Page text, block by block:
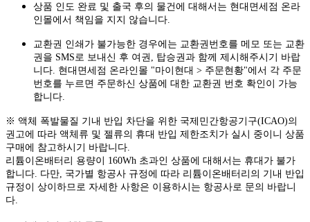
상품 인도 완료 및 출국 후의 물건에 대해서는 현대면세점 온라
인몰에서 책임을 지지 않습니다.
교환권 인쇄가 불가능한 경우에는 교환권번호를 메모 또는 교환
권을 SMS로 보내신 후 여권, 탑승권과 함께 제시해주시기 바랍
니다. 현대면세점 온라인몰 "마이현대 > 주문현황"에서 각 주문
번호를 누르면 주문하신 상품에 대한 교환권 번호 확인이 가능
합니다.
※ 액체 폭발물질 기내 반입 차단을 위한 국제민간항공기구(ICAO)의
권고에 따라 액체류 및 젤류의 휴대 반입 제한조치가 실시 중이니 상품
구매에 참고하시기 바랍니다.
리튬이온배터리 용량이 160Wh 초과인 상품에 대해서는 휴대가 불가
합니다. 다만, 국가별 항공사 규정에 따라 리튬이온배터리의 기내 반입
규정이 상이하므로 자세한 사항은 이용하시는 항공사로 문의 바랍니
다.